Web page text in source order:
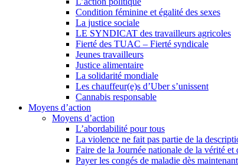
Condition féminine et égalité des sexes
La justice sociale
LE SYNDICAT des travailleurs agricoles
Fierté des TUAC – Fierté syndicale
Jeunes travailleurs
Justice alimentaire
La solidarité mondiale
Les chauffeur(e)s d’Uber s’unissent
Cannabis responsable
Moyens d’action
Moyens d’action
L’abordabilité pour tous
La violence ne fait pas partie de la
Faire de la Journée nationale de la vérité
Payer les congés de maladie dès